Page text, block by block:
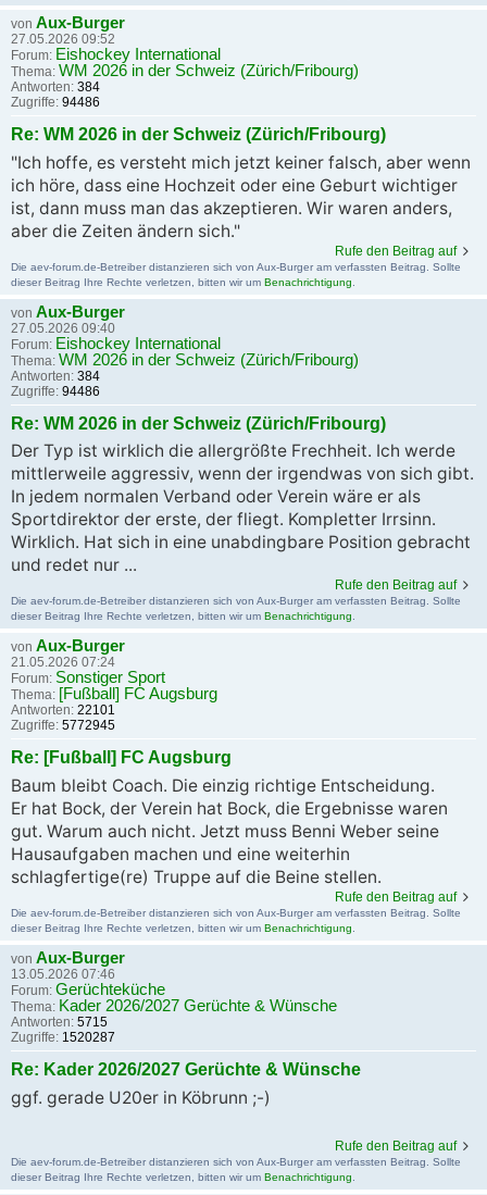
von Aux-Burger
27.05.2026 09:52
Forum: Eishockey International
Thema: WM 2026 in der Schweiz (Zürich/Fribourg)
Antworten: 384
Zugriffe: 94486
Re: WM 2026 in der Schweiz (Zürich/Fribourg)
"Ich hoffe, es versteht mich jetzt keiner falsch, aber wenn
ich höre, dass eine Hochzeit oder eine Geburt wichtiger
ist, dann muss man das akzeptieren. Wir waren anders,
aber die Zeiten ändern sich."
Rufe den Beitrag auf
Die aev-forum.de-Betreiber distanzieren sich von Aux-Burger am verfassten Beitrag. Sollte
dieser Beitrag Ihre Rechte verletzen, bitten wir um Benachrichtigung
von Aux-Burger
27.05.2026 09:40
Forum: Eishockey International
Thema: WM 2026 in der Schweiz (Zürich/Fribourg)
Antworten: 384
Zugriffe: 94486
Re: WM 2026 in der Schweiz (Zürich/Fribourg)
Der Typ ist wirklich die allergrößte Frechheit. Ich werde
mittlerweile aggressiv, wenn der irgendwas von sich gibt.
In jedem normalen Verband oder Verein wäre er als
Sportdirektor der erste, der fliegt. Kompletter Irrsinn.
Wirklich. Hat sich in eine unabdingbare Position gebracht
und redet nur ...
Rufe den Beitrag auf
Die aev-forum.de-Betreiber distanzieren sich von Aux-Burger am verfassten Beitrag. Sollte
dieser Beitrag Ihre Rechte verletzen, bitten wir um Benachrichtigung.
von Aux-Burger
21.05.2026 07:24
Forum: Sonstiger Sport
Thema: [Fußball] FC Augsburg
Antworten: 22101
Zugriffe: 5772945
Re: [Fußball] FC Augsburg
Baum bleibt Coach. Die einzig richtige Entscheidung.
Er hat Bock, der Verein hat Bock, die Ergebnisse waren
gut. Warum auch nicht. Jetzt muss Benni Weber seine
Hausaufgaben machen und eine weiterhin
schlagfertige(re) Truppe auf die Beine stellen.
Rufe den Beitrag auf
Die aev-forum.de-Betreiber distanzieren sich von Aux-Burger am verfassten Beitrag. Sollte
dieser Beitrag Ihre Rechte verletzen, bitten wir um Benachrichtigung
von Aux-Burger
13.05.2026 07:46
Forum: Gerüchteküche
Thema: Kader 2026/2027 Gerüchte & Wünsche
Antworten: 5715
Zugriffe: 1520287
Re: Kader 2026/2027 Gerüchte & Wünsche
ggf. gerade U20er in Köbrunn ;-)
Rufe den Beitrag auf
Die aev-forum.de-Betreiber distanzieren sich von Aux-Burger am verfassten Beitrag. Sollte
dieser Beitrag Ihre Rechte verletzen, bitten wir um Benachrichtigung